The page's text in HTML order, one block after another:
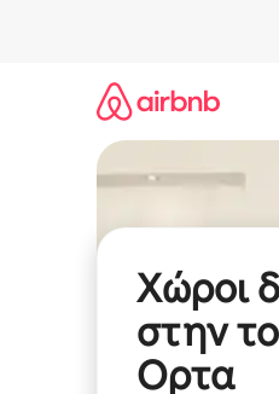
Χώροι
στην
Ορτα